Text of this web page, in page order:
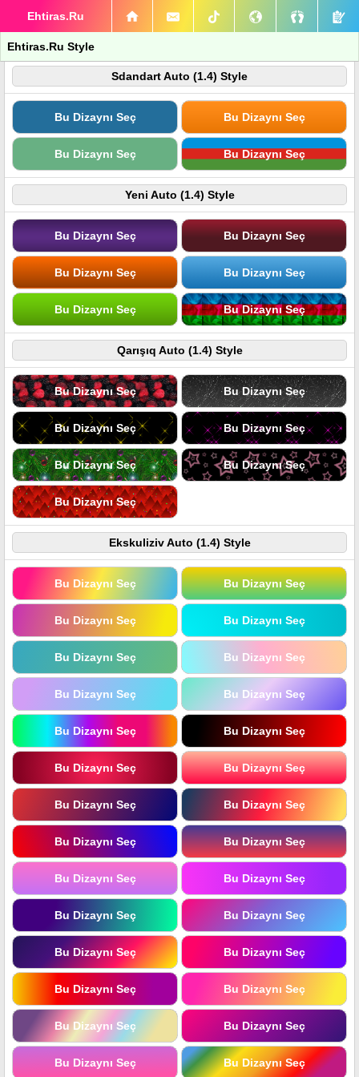
Ehtiras.Ru
Ehtiras.Ru Style
Sdandart Auto (1.4) Style
Bu Dizaynı Seç Bu Dizaynı Seç
Bu Dizaynı Seç Bu Dizaynı Seç
Yeni Auto (1.4) Style
Bu Dizaynı Seç Bu Dizaynı Seç
Bu Dizaynı Seç Bu Dizaynı Seç
Bu Dizaynı Seç Bu Dizaynı Seç
Qarışıq Auto (1.4) Style
Bu Dizaynı Seç Bu Dizaynı Seç
Bu Dizaynı Seç Bu Dizaynı Seç
Bu Dizaynı Seç Bu Dizaynı Seç
Bu Dizaynı Seç
Ekskuliziv Auto (1.4) Style
Bu Dizaynı Seç Bu Dizaynı Seç
Bu Dizaynı Seç Bu Dizaynı Seç
Bu Dizaynı Seç Bu Dizaynı Seç
Bu Dizaynı Seç Bu Dizaynı Seç
Bu Dizaynı Seç Bu Dizaynı Seç
Bu Dizaynı Seç Bu Dizaynı Seç
Bu Dizaynı Seç Bu Dizaynı Seç
Bu Dizaynı Seç Bu Dizaynı Seç
Bu Dizaynı Seç Bu Dizaynı Seç
Bu Dizaynı Seç Bu Dizaynı Seç
Bu Dizaynı Seç Bu Dizaynı Seç
Bu Dizaynı Seç Bu Dizaynı Seç
Bu Dizaynı Seç Bu Dizaynı Seç
Bu Dizaynı Seç Bu Dizaynı Seç